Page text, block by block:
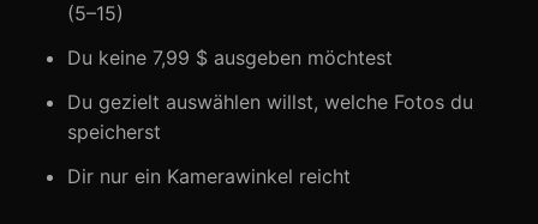
(5–15)
Du keine 7,99 $ ausgeben möchtest
Du gezielt auswählen willst, welche Fotos du
speicherst
Dir nur ein Kamerawinkel reicht